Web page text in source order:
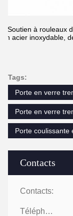
Contacts
Contacts:
Téléphone:
2.Soutien à rouleaux
En acier inoxydable,
Tags:
Porte en verre
Porte en verre
Porte coulissante